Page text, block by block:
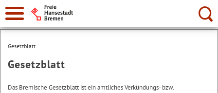
Suche:
Gesetzblatt
Gesetzblatt
Das Bremische Gesetzblatt ist ein amtliches Verkündungs- bzw.